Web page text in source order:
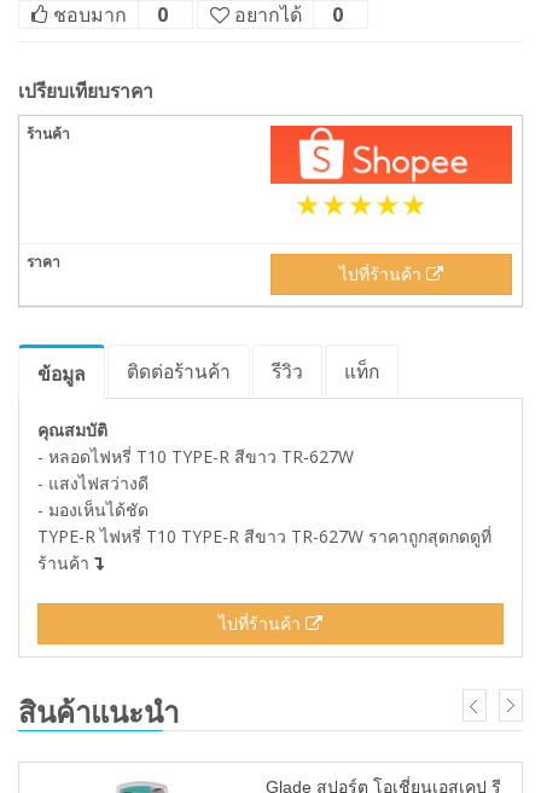
ชอบมาก 0 อยากได้ 0
เปรียบเทียบราคา
ไปที่ร้านค้า
ข้อมูล ติดต่อร้านค้า รีวิว แท็ก
คุณสมบัติ
- หลอดไฟหรี่ T10 TYPE-R สีขาว TR-627W
- แสงไฟสว่างดี
- มองเห็นได้ชัด
TYPE-R ไฟหรี่ T10 TYPE-R สีขาว TR-627W ราคาถูกสุดกดดูที่
ร้านค้า
ไปที่ร้านค้า
สินค้าแนะนำ
Glade สปอร์ต โอเชี่ยนเอสเคป รี